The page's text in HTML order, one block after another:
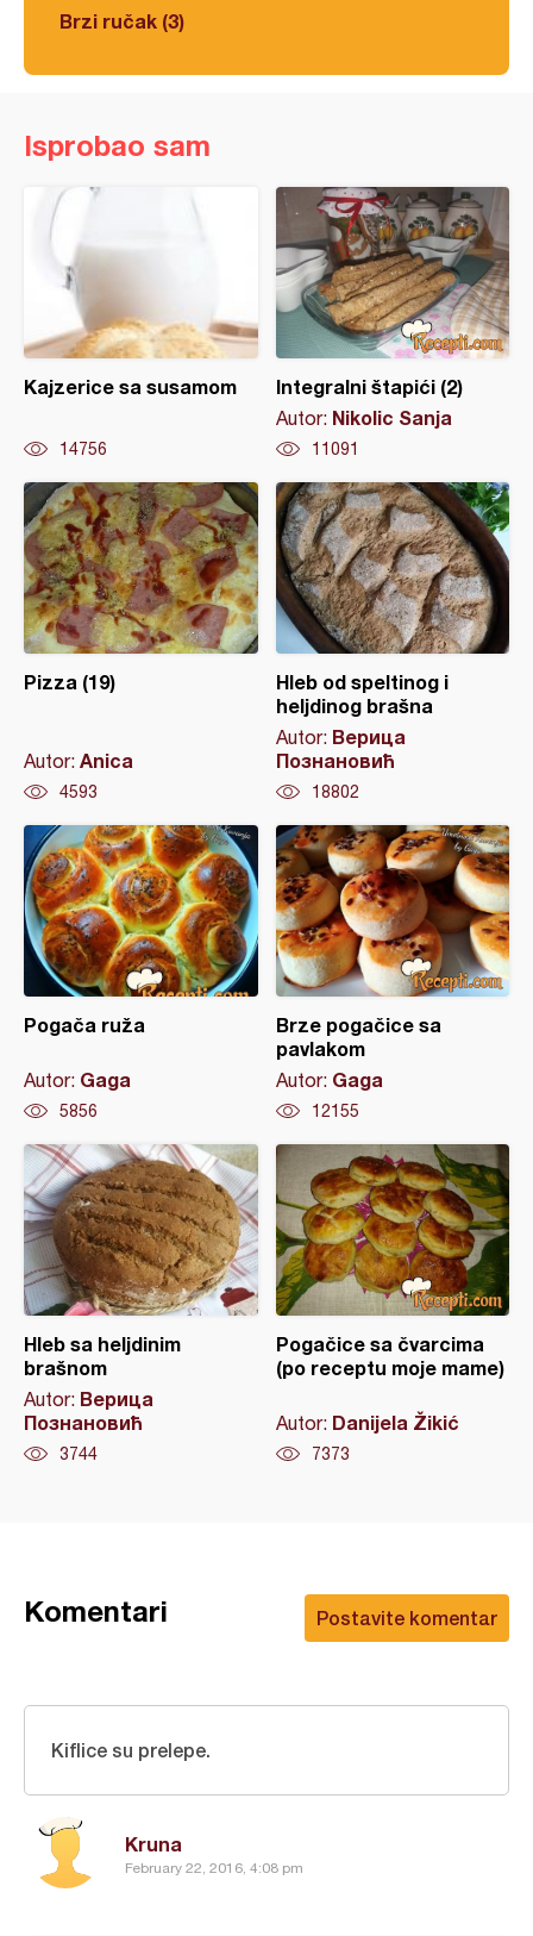
Brzi ručak (3)
Isprobao sam
Kajzerice sa susamom
14756
Integralni štapići (2)
Autor: Nikolic Sanja
11091
Pizza (19)
Autor: Anica
4593
Hleb od speltinog i
heljdinog brašna
Autor: Верица
Познановић
18802
Pogača ruža
Autor: Gaga
5856
Brze pogačice sa
pavlakom
Autor: Gaga
12155
Hleb sa heljdinim
brašnom
Autor: Верица
Познановић
3744
Pogačice sa čvarcima
(po receptu moje mame)
Autor: Danijela Žikić
7373
Postavite komentar
Komentari
Kruna
February 22, 2016, 4:08 pm
Kiflice su prelepe.